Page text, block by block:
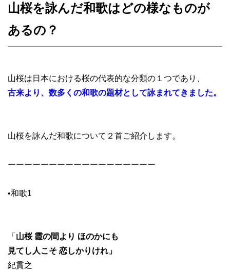
山桜を詠んだ和歌はどの様なものが
あるの？
山桜は日本における桜の代表的な分類の１つであり、
古来より、数多くの和歌の題材として詠まれてきました。
山桜を詠んだ和歌について２首ご紹介します。
ーーーーーーーーーーーーーーーーーー
•和歌1
「 山桜 霞の間より ほのかにも
見てし人こそ 恋しかりけれ」
紀貫之